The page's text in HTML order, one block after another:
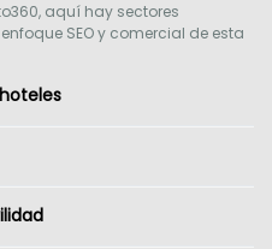
aquí hay sectores
SEO y comercial de esta